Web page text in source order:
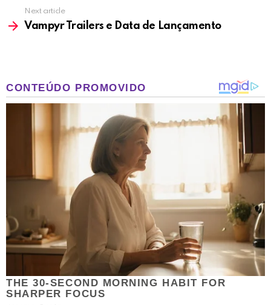
Next article
Vampyr Trailers e Data de Lançamento